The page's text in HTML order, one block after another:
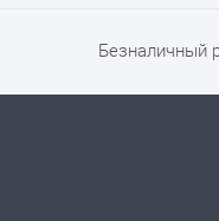
Безналичный